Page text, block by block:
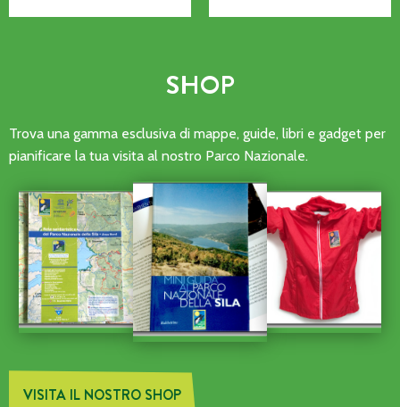
SHOP
Trova una gamma esclusiva di mappe, guide, libri e gadget per
pianificare la tua visita al nostro Parco Nazionale.
VISITA IL NOSTRO SHOP